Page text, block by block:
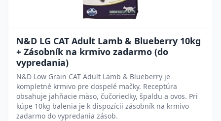
N&D LG CAT Adult Lamb & Blueberry 10kg
+ Zásobník na krmivo zadarmo (do
vypredania)
N&D Low Grain CAT Adult Lamb & Blueberry je
kompletné krmivo pre dospelé mačky. Receptúra
obsahuje jahňacie mäso, čučoriedky, špaldu a ovos. Pri
kúpe 10kg balenia je k dispozícii zásobník na krmivo
zadarmo do vypredania zásob.